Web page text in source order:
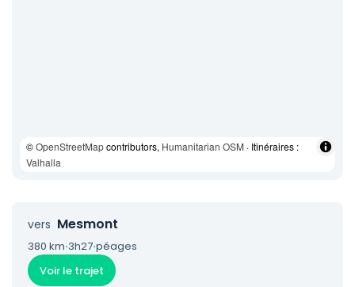
©OpenStreetMapcontributors, Humanitarian OSM · Itinéraires :
Valhalla
vers Mesmont
380 km·3h27·péages
Voir le trajet